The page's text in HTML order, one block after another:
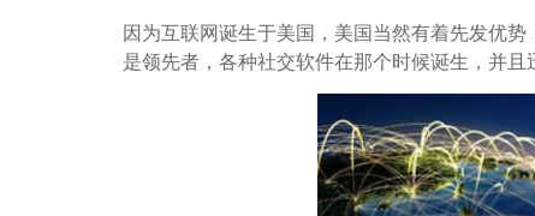
因为互联网诞生于美国，美国当然有着先发优
是领先者，各种社交软件在那个时候诞生，并且